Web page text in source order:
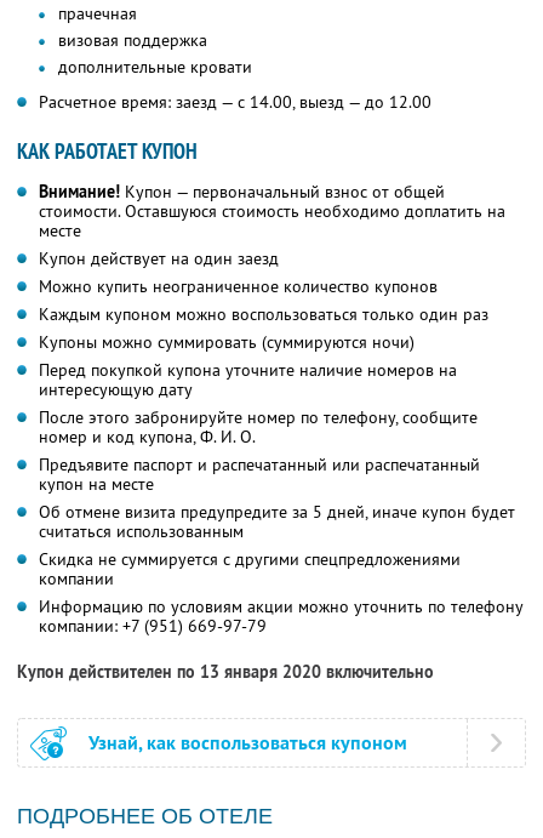
прачечная
визовая поддержка
дополнительные кровати
Расчетное время: заезд — с 14.00, выезд — до 12.00
КАК РАБОТАЕТ КУПОН
Внимание! Купон — первоначальный взнос от общей
стоимости. Оставшуюся стоимость необходимо доплатить на
месте
Купон действует на один заезд
Можно купить неограниченное количество купонов
Каждым купоном можно воспользоваться только один раз
Купоны можно суммировать (суммируются ночи)
Перед покупкой купона уточните наличие номеров на
интересующую дату
После этого забронируйте номер по телефону, сообщите
номер и код купона,Ф. И. О.
Предъявите паспорт и распечатанный или распечатанный
купон на месте
Об отмене визита предупредите за 5 дней, иначе купон будет
считаться использованным
Скидка не суммируется с другими спецпредложениями
компании
Информацию по условиям акции можно уточнить по телефону
компании: +7 (951) 669-97-79
Купон действителен по 13 января 2020 включительно
Узнай, как воспользоваться купоном
ПОДРОБНЕЕ ОБ ОТЕЛЕ